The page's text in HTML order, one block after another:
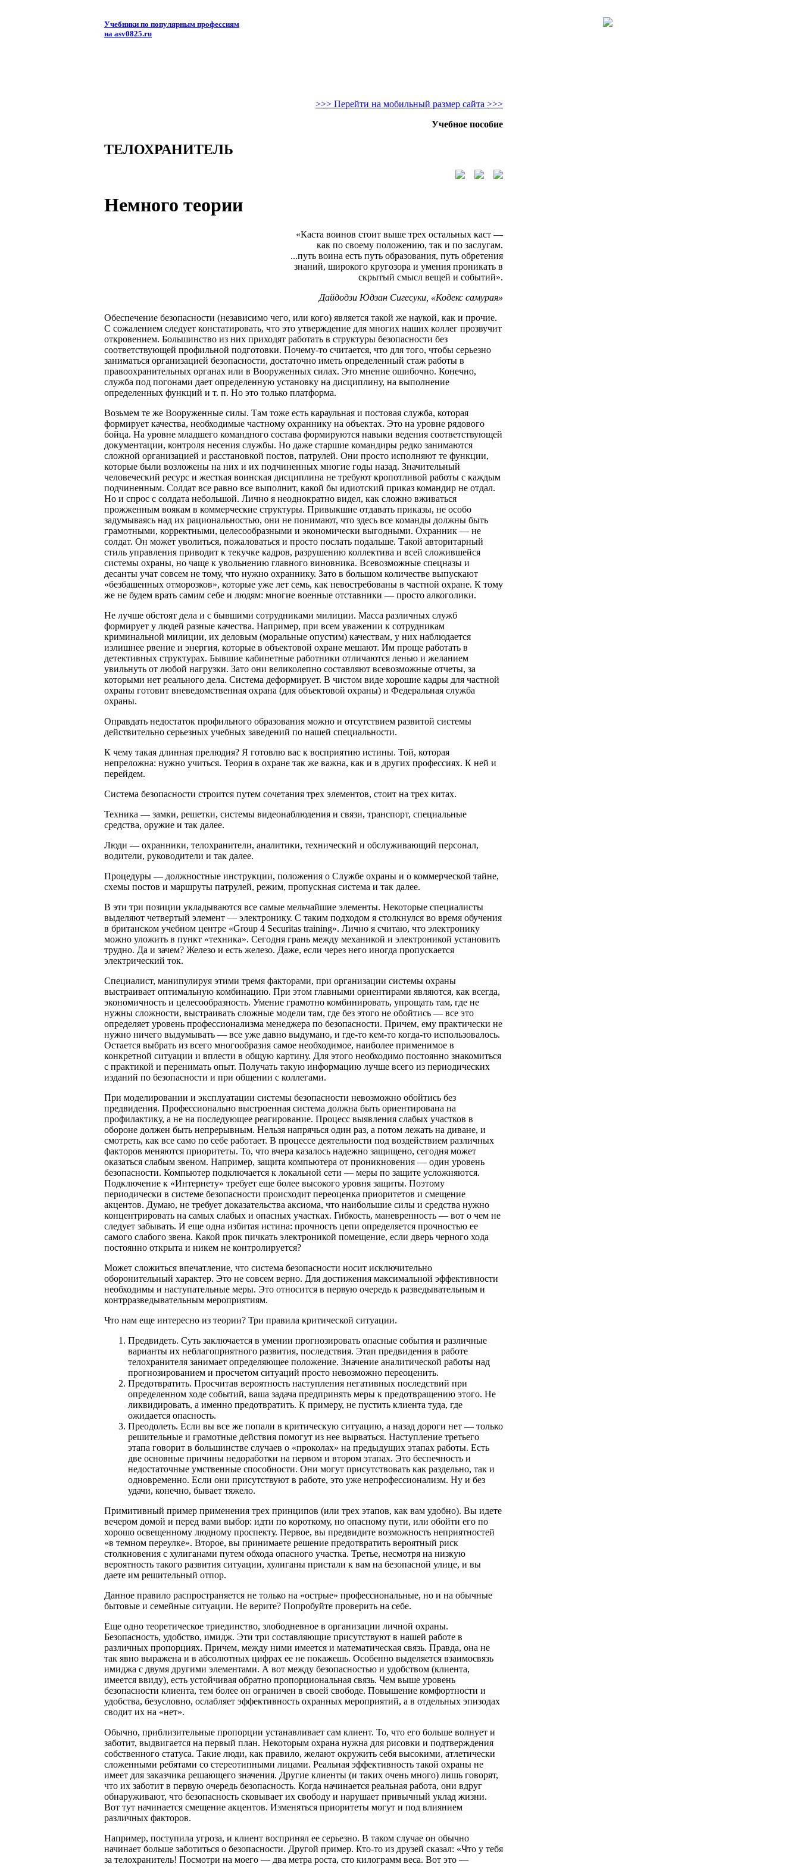
Учебники по популярным профессиям
на asv0825.ru
>>> Перейти на мобильный размер сайта >>>
Учебное пособие
ТЕЛОХРАНИТЕЛЬ
Немного теории
«Каста воинов стоит выше трех остальных каст —
как по своему положению, так и по заслугам.
...путь воина есть путь образования, путь обретения
знаний, широкого кругозора и умения проникать в
скрытый смысл вещей и событий».
Дайдодзи Юдзан Сигесуки, «Кодекс самурая»
Обеспечение безопасности (независимо чего, или кого) является такой же наукой, как и прочие.
С сожалением следует констатировать, что это утверждение для многих наших коллег прозвучит
откровением. Большинство из них приходят работать в структуры безопасности без
соответствующей профильной подготовки. Почему-то считается, что для того, чтобы серьезно
заниматься организацией безопасности, достаточно иметь определенный стаж работы в
правоохранительных органах или в Вооруженных силах. Это мнение ошибочно. Конечно,
служба под погонами дает определенную установку на дисциплину, на выполнение
определенных функций и т. п. Но это только платформа.
Возьмем те же Вооруженные силы. Там тоже есть караульная и постовая служба, которая
формирует качества, необходимые частному охраннику на объектах. Это на уровне рядового
бойца. На уровне младшего командного состава формируются навыки ведения соответствующей
документации, контроля несения службы. Но даже старшие командиры редко занимаются
сложной организацией и расстановкой постов, патрулей. Они просто исполняют те функции,
которые были возложены на них и их подчиненных многие годы назад. Значительный
человеческий ресурс и жесткая воинская дисциплина не требуют кропотливой работы с каждым
подчиненным. Солдат все равно все выполнит, какой бы идиотский приказ командир не отдал.
Но и спрос с солдата небольшой. Лично я неоднократно видел, как сложно вживаться
прожженным воякам в коммерческие структуры. Привыкшие отдавать приказы, не особо
задумываясь над их рациональностью, они не понимают, что здесь все команды должны быть
грамотными, корректными, целесообразными и экономически выгодными. Охранник — не
солдат. Он может уволиться, пожаловаться и просто послать подальше. Такой авторитарный
стиль управления приводит к текучке кадров, разрушению коллектива и всей сложившейся
системы охраны, но чаще к увольнению главного виновника. Всевозможные спецназы и
десанты учат совсем не тому, что нужно охраннику. Зато в большом количестве выпускают
«безбашенных отморозков», которые уже лет семь, как невостребованы в частной охране. К тому
же не будем врать самим себе и людям: многие военные отставники — просто алкоголики.
Не лучше обстоят дела и с бывшими сотрудниками милиции. Масса различных служб
формирует у людей разные качества. Например, при всем уважении к сотрудникам
криминальной милиции, их деловым (моральные опустим) качествам, у них наблюдается
излишнее рвение и энергия, которые в объектовой охране мешают. Им проще работать в
детективных структурах. Бывшие кабинетные работники отличаются ленью и желанием
увильнуть от любой нагрузки. Зато они великолепно составляют всевозможные отчеты, за
которыми нет реального дела. Система деформирует. В чистом виде хорошие кадры для частной
охраны готовит вневедомственная охрана (для объектовой охраны) и Федеральная служба
охраны.
Оправдать недостаток профильного образования можно и отсутствием развитой системы
действительно серьезных учебных заведений по нашей специальности.
К чему такая длинная прелюдия? Я готовлю вас к восприятию истины. Той, которая
непреложна: нужно учиться. Теория в охране так же важна, как и в других профессиях. К ней и
перейдем.
Система безопасности строится путем сочетания трех элементов, стоит на трех китах.
Техника — замки, решетки, системы видеонаблюдения и связи, транспорт, специальные
средства, оружие и так далее.
Люди — охранники, телохранители, аналитики, технический и обслуживающий персонал,
водители, руководители и так далее.
Процедуры — должностные инструкции, положения о Службе охраны и о коммерческой тайне,
схемы постов и маршруты патрулей, режим, пропускная система и так далее.
В эти три позиции укладываются все самые мельчайшие элементы. Некоторые специалисты
выделяют четвертый элемент — электронику. С таким подходом я столкнулся во время обучения
в британском учебном центре «Group 4 Securitas training». Лично я считаю, что электронику
можно уложить в пункт «техника». Сегодня грань между механикой и электроникой установить
трудно. Да и зачем? Железо и есть железо. Даже, если через него иногда пропускается
электрический ток.
Специалист, манипулируя этими тремя факторами, при организации системы охраны
выстраивает оптимальную комбинацию. При этом главными ориентирами являются, как всегда,
экономичность и целесообразность. Умение грамотно комбинировать, упрощать там, где не
нужны сложности, выстраивать сложные модели там, где без этого не обойтись — все это
определяет уровень профессионализма менеджера по безопасности. Причем, ему практически не
нужно ничего выдумывать — все уже давно выдумано, и где-то кем-то когда-то использовалось.
Остается выбрать из всего многообразия самое необходимое, наиболее применимое в
конкретной ситуации и вплести в общую картину. Для этого необходимо постоянно знакомиться
с практикой и перенимать опыт. Получать такую информацию лучше всего из периодических
изданий по безопасности и при общении с коллегами.
При моделировании и эксплуатации системы безопасности невозможно обойтись без
предвидения. Профессионально выстроенная система должна быть ориентирована на
профилактику, а не на последующее реагирование. Процесс выявления слабых участков в
обороне должен быть непрерывным. Нельзя напрячься один раз, а потом лежать на диване, и
смотреть, как все само по себе работает. В процессе деятельности под воздействием различных
факторов меняются приоритеты. То, что вчера казалось надежно защищено, сегодня может
оказаться слабым звеном. Например, защита компьютера от проникновения — один уровень
безопасности. Компьютер подключается к локальной сети — меры по защите усложняются.
Подключение к «Интернету» требует еще более высокого уровня защиты. Поэтому
периодически в системе безопасности происходит переоценка приоритетов и смещение
акцентов. Думаю, не требует доказательства аксиома, что наибольшие силы и средства нужно
концентрировать на самых слабых и опасных участках. Гибкость, маневренность — вот о чем не
следует забывать. И еще одна избитая истина: прочность цепи определяется прочностью ее
самого слабого звена. Какой прок пичкать электроникой помещение, если дверь черного хода
постоянно открыта и никем не контролируется?
Может сложиться впечатление, что система безопасности носит исключительно
оборонительный характер. Это не совсем верно. Для достижения максимальной эффективности
необходимы и наступательные меры. Это относится в первую очередь к разведывательным и
контрразведывательным мероприятиям.
Что нам еще интересно из теории? Три правила критической ситуации.
Предвидеть. Суть заключается в умении прогнозировать опасные события и различные
варианты их неблагоприятного развития, последствия. Этап предвидения в работе
телохранителя занимает определяющее положение. Значение аналитической работы над
прогнозированием и просчетом ситуаций просто невозможно переоценить.
Предотвратить. Просчитав вероятность наступления негативных последствий при
определенном ходе событий, ваша задача предпринять меры к предотвращению этого. Не
ликвидировать, а именно предотвратить. К примеру, не пустить клиента туда, где
ожидается опасность.
Преодолеть. Если вы все же попали в критическую ситуацию, а назад дороги нет — только
решительные и грамотные действия помогут из нее вырваться. Наступление третьего
этапа говорит в большинстве случаев о «проколах» на предыдущих этапах работы. Есть
две основные причины недоработки на первом и втором этапах. Это беспечность и
недостаточные умственные способности. Они могут присутствовать как раздельно, так и
одновременно. Если они присутствуют в работе, это уже непрофессионализм. Ну и без
удачи, конечно, бывает тяжело.
Примитивный пример применения трех принципов (или трех этапов, как вам удобно). Вы идете
вечером домой и перед вами выбор: идти по короткому, но опасному пути, или обойти его по
хорошо освещенному людному проспекту. Первое, вы предвидите возможность неприятностей
«в темном переулке». Второе, вы принимаете решение предотвратить вероятный риск
столкновения с хулиганами путем обхода опасного участка. Третье, несмотря на низкую
вероятность такого развития ситуации, хулиганы пристали к вам на безопасной улице, и вы
даете им решительный отпор.
Данное правило распространяется не только на «острые» профессиональные, но и на обычные
бытовые и семейные ситуации. Не верите? Попробуйте проверить на себе.
Еще одно теоретическое триединство, злободневное в организации личной охраны.
Безопасность, удобство, имидж. Эти три составляющие присутствуют в нашей работе в
различных пропорциях. Причем, между ними имеется и математическая связь. Правда, она не
так явно выражена и в абсолютных цифрах ее не покажешь. Особенно выделяется взаимосвязь
имиджа с двумя другими элементами. А вот между безопасностью и удобством (клиента,
имеется ввиду), есть устойчивая обратно пропорциональная связь. Чем выше уровень
безопасности клиента, тем более он ограничен в своей свободе. Повышение комфортности и
удобства, безусловно, ослабляет эффективность охранных мероприятий, а в отдельных эпизодах
сводит их на «нет».
Обычно, приблизительные пропорции устанавливает сам клиент. То, что его больше волнует и
заботит, выдвигается на первый план. Некоторым охрана нужна для рисовки и подтверждения
собственного статуса. Такие люди, как правило, желают окружить себя высокими, атлетически
сложенными ребятами со стереотипными лицами. Реальная эффективность такой охраны не
имеет для заказчика решающего значения. Другие клиенты (и таких очень много) лишь говорят,
что их заботит в первую очередь безопасность. Когда начинается реальная работа, они вдруг
обнаруживают, что безопасность сковывает их свободу и нарушает привычный уклад жизни.
Вот тут начинается смещение акцентов. Изменяться приоритеты могут и под влиянием
различных факторов.
Например, поступила угроза, и клиент воспринял ее серьезно. В таком случае он обычно
начинает больше заботиться о безопасности. Другой пример. Кто-то из друзей сказал: «Что у тебя
за телохранитель! Посмотри на моего — два метра роста, сто килограмм веса. Вот это —